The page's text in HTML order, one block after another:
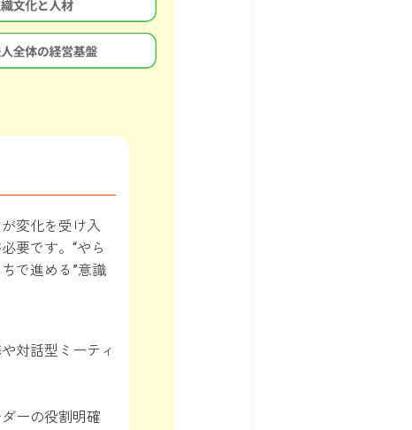
変化を受け入
要です。“やら
で進める”意識
対話型ミーティ
ーの役割明確